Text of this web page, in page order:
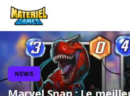
NEWS
Marvel Snap : Le